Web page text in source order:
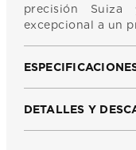
precisión
excepcional a un
DETALLES Y